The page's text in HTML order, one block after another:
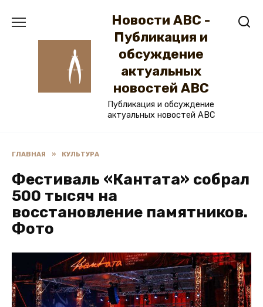
Новости ABC -
Публикация и
обсуждение
актуальных
новостей ABC
Публикация и обсуждение
актуальных новостей ABC
ГЛАВНАЯ » КУЛЬТУРА
Фестиваль «Кантата» собрал
500 тысяч на
восстановление памятников.
Фото